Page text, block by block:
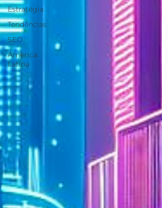
Estratégia
Tendências
SEO
América
Latina